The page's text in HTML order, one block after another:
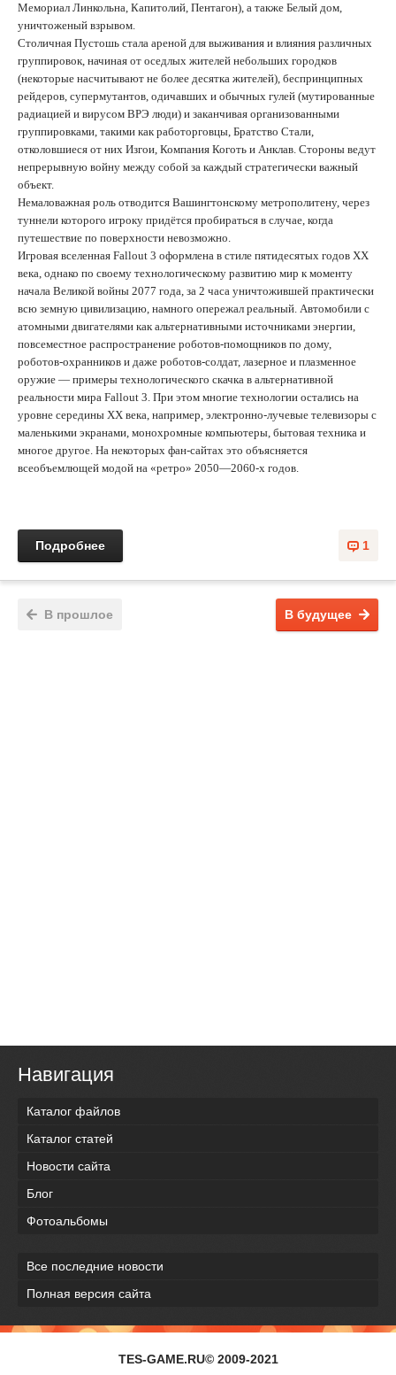
Мемориал Линкольна, Капитолий, Пентагон), а также Белый дом,
уничтоженый взрывом.
Столичная Пустошь стала ареной для выживания и влияния различных
группировок, начиная от оседлых жителей небольших городков
(некоторые насчитывают не более десятка жителей), беспринципных
рейдеров, супермутантов, одичавших и обычных гулей (мутированные
радиацией и вирусом ВРЭ люди) и заканчивая организованными
группировками, такими как работорговцы, Братство Стали,
отколовшиеся от них Изгои, Компания Коготь и Анклав. Стороны ведут
непрерывную войну между собой за каждый стратегически важный
объект.
Немаловажная роль отводится Вашингтонскому метрополитену, через
туннели которого игроку придётся пробираться в случае, когда
путешествие по поверхности невозможно.
Игровая вселенная Fallout 3 оформлена в стиле пятидесятых годов XX
века, однако по своему технологическому развитию мир к моменту
начала Великой войны 2077 года, за 2 часа уничтожившей практически
всю земную цивилизацию, намного опережал реальный. Автомобили с
атомными двигателями как альтернативными источниками энергии,
повсеместное распространение роботов-помощников по дому,
роботов-охранников и даже роботов-солдат, лазерное и плазменное
оружие — примеры технологического скачка в альтернативной
реальности мира Fallout 3. При этом многие технологии остались на
уровне середины XX века, например, электронно-лучевые телевизоры с
маленькими экранами, монохромные компьютеры, бытовая техника и
многое другое. На некоторых фан-сайтах это объясняется
всеобъемлющей модой на «ретро» 2050—2060-х годов.
1
Подробнее
В будущее
В прошлое
Навигация
Каталог файлов
Каталог статей
Новости сайта
Блог
Фотоальбомы
Все последние новости
Полная версия сайта
TES-GAME.RU© 2009-2021